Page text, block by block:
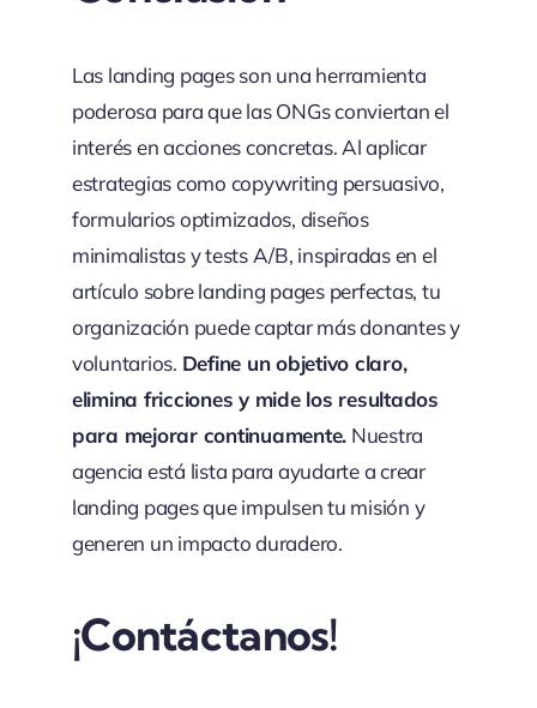
Las landing pages son una herramienta
poderosa para que las ONGs conviertan el
interés en acciones concretas. Al aplicar
estrategias como copywriting persuasivo,
formularios optimizados, diseños
minimalistas y tests A/B, inspiradas en el
artículo sobre landing pages perfectas, tu
organización puede captar más donantes y
voluntarios. Define un objetivo claro,
elimina fricciones y mide los resultados
para mejorar continuamente. Nuestra
agencia está lista para ayudarte a crear
landing pages que impulsen tu misión y
generen un impacto duradero.
¡Contáctanos!